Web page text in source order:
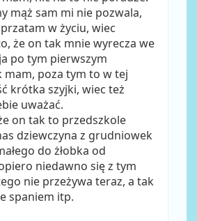
mąż sam mi nie pozwala,
w życiu, wiec
że on tak mnie wyrecza we
ja po tym pierwszym
poza tym to w tej
krótka szyjki, wiec też
uważać.
on tak to przedszkole
dziewczyna z grudniowek
do żłobka od
niedawno się z tym
nie przeżywa teraz, a tak
spaniem itp.